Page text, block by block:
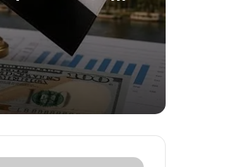
منذ 9 ساعات